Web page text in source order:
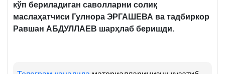
кўп бериладиган саволларни солиқ
маслаҳатчиси Гулнора ЭРГАШЕВА ва тадбиркор
Равшан АБДУЛЛАЕВ шарҳлаб беришди.